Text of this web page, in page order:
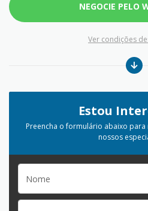
NEGOCIE PELO
Ver condições
Estou
Preencha o formulário abaixo
nossos